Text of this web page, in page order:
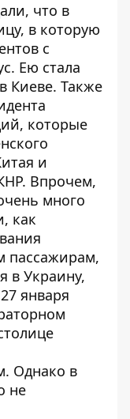
что в
в которую
с
Ею стала
в Киеве. Также
, которые
и
Впрочем,
много
как
пассажирам,
в Украину,
января
. Однако в
не